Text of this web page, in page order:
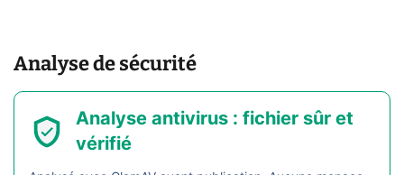
Analyse de sécurité
Analyse antivirus : fichier sûr et
vérifié